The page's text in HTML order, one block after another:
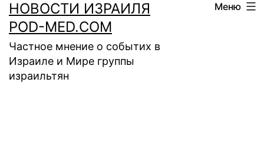
НОВОСТИ ИЗРАИЛЯ
POD-MED.COM
Частное мнение о событих в
Израиле и Мире группы
израильтян
Меню